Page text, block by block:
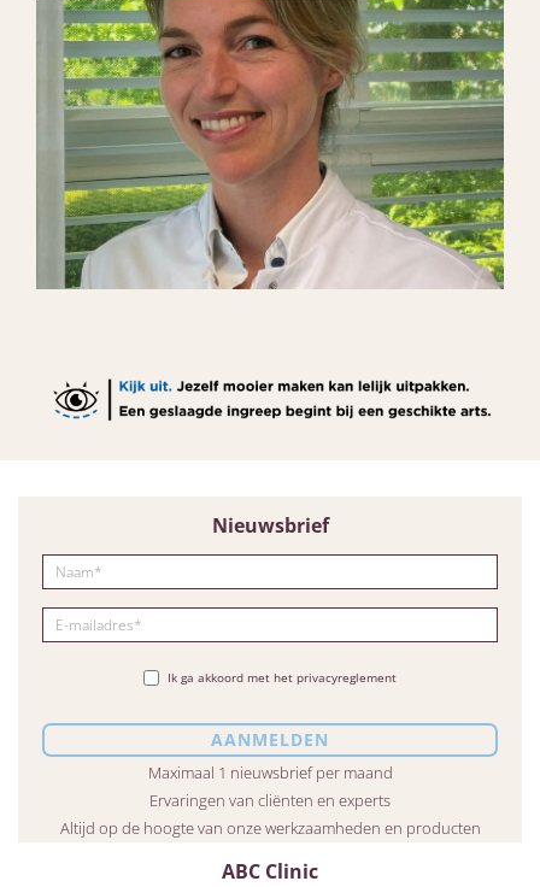
ABC Clinic
Nieuwsbrief
Ik ga akkoord met het privacyreglement
Maximaal 1 nieuwsbrief per maand
Ervaringen van cliënten en experts
Altijd op de hoogte van onze werkzaamheden en producten